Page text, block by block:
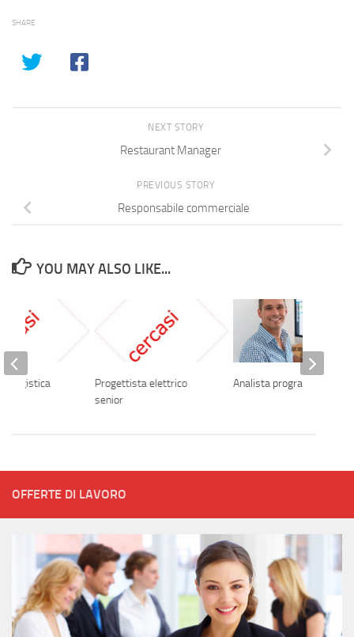
SHARE
NEXT STORY
Restaurant Manager
PREVIOUS STORY
Responsabile commerciale
YOU MAY ALSO LIKE...
Progettista elettrico
senior
Analista programmatore
logistica
OFFERTE DI LAVORO